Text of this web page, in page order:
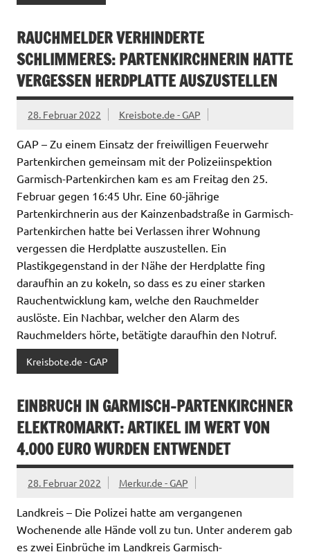
RAUCHMELDER VERHINDERTE
SCHLIMMERES: PARTENKIRCHNERIN HATTE
VERGESSEN HERDPLATTE AUSZUSTELLEN
28. Februar 2022 Kreisbote.de - GAP
GAP – Zu einem Einsatz der freiwilligen Feuerwehr
Partenkirchen gemeinsam mit der Polizeiinspektion
Garmisch-Partenkirchen kam es am Freitag den 25.
Februar gegen 16:45 Uhr. Eine 60-jährige
Partenkirchnerin aus der Kainzenbadstraße in Garmisch-
Partenkirchen hatte bei Verlassen ihrer Wohnung
vergessen die Herdplatte auszustellen. Ein
Plastikgegenstand in der Nähe der Herdplatte fing
daraufhin an zu kokeln, so dass es zu einer starken
Rauchentwicklung kam, welche den Rauchmelder
auslöste. Ein Nachbar, welcher den Alarm des
Rauchmelders hörte, betätigte daraufhin den Notruf.
Kreisbote.de - GAP
EINBRUCH IN GARMISCH-PARTENKIRCHNER
ELEKTROMARKT: ARTIKEL IM WERT VON
4.000 EURO WURDEN ENTWENDET
28. Februar 2022 Merkur.de - GAP
Landkreis – Die Polizei hatte am vergangenen
Wochenende alle Hände voll zu tun. Unter anderem gab
es zwei Einbrüche im Landkreis Garmisch-